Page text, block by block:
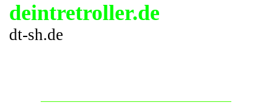
deintretroller.de
dt-sh.de